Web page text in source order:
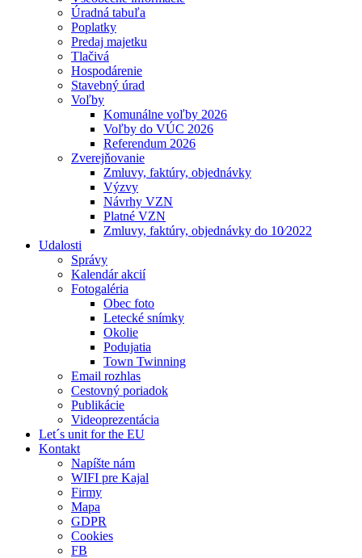
Úradná tabuľa
Poplatky
Predaj majetku
Tlačivá
Hospodárenie
Stavebný úrad
Voľby
Komunálne voľby 2026
Voľby do VÚC 2026
Referendum 2026
Zverejňovanie
Zmluvy, faktúry, objednávky
Výzvy
Návrhy VZN
Platné VZN
Zmluvy, faktúry, objednávky do 10⁄2022
Udalosti
Správy
Kalendár akcií
Fotogaléria
Obec foto
Letecké snímky
Okolie
Podujatia
Town Twinning
Email rozhlas
Cestovný poriadok
Publikácie
Videoprezentácia
Let´s unit for the EU
Kontakt
Napíšte nám
WIFI pre Kajal
Firmy
Mapa
GDPR
Cookies
FB